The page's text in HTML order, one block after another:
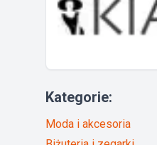
Kategorie:
Moda i akcesoria